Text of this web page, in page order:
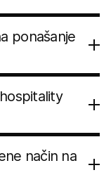
ponašanje
način na